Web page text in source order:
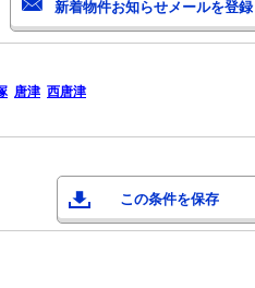
唐津 西唐津
この条件を保存